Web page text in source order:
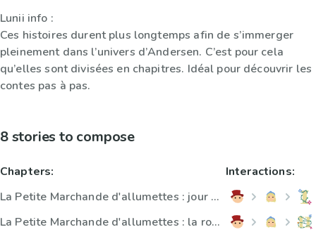
Lunii info :
Ces histoires durent plus longtemps afin de s’immerger
pleinement dans l’univers d’Andersen. C’est pour cela
qu’elles sont divisées en chapitres. Idéal pour découvrir les
contes pas à pas.
8 stories to compose
Chapters:
La Petite Marchande d'allumettes : jour de carnaval
La Petite Marchande d'allumettes : la ronde des masque
Interactions: